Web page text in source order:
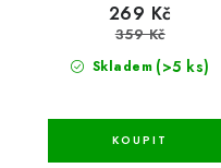
Skladem (>5 ks)
269 Kč
359 Kč